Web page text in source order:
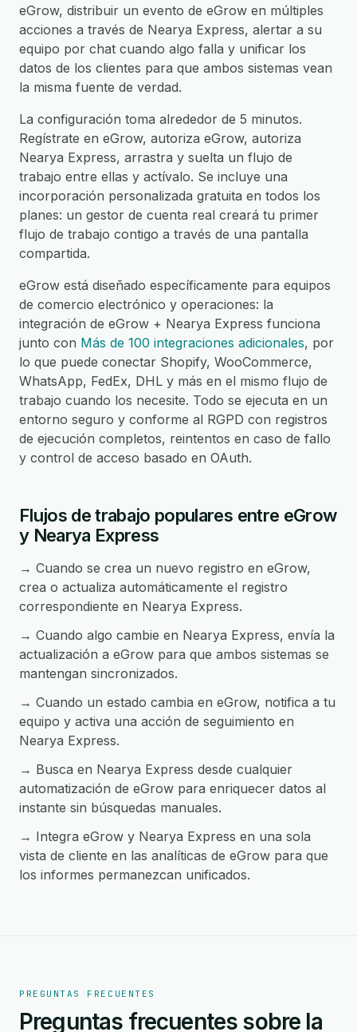
eGrow, distribuir un evento de eGrow en múltiples
acciones a través de Nearya Express, alertar a su
equipo por chat cuando algo falla y unificar los
datos de los clientes para que ambos sistemas vean
la misma fuente de verdad.
La configuración toma alrededor de 5 minutos.
Regístrate en eGrow, autoriza eGrow, autoriza
Nearya Express, arrastra y suelta un flujo de
trabajo entre ellas y actívalo. Se incluye una
incorporación personalizada gratuita en todos los
planes: un gestor de cuenta real creará tu primer
flujo de trabajo contigo a través de una pantalla
compartida.
eGrow está diseñado específicamente para equipos
de comercio electrónico y operaciones: la
integración de eGrow + Nearya Express funciona
junto con Más de 100 integraciones adicionales, por
lo que puede conectar Shopify, WooCommerce,
WhatsApp, FedEx, DHL y más en el mismo flujo de
trabajo cuando los necesite. Todo se ejecuta en un
entorno seguro y conforme al RGPD con registros
de ejecución completos, reintentos en caso de fallo
y control de acceso basado en OAuth.
Flujos de trabajo populares entre eGrow
y Nearya Express
→ Cuando se crea un nuevo registro en eGrow,
crea o actualiza automáticamente el registro
correspondiente en Nearya Express.
→ Cuando algo cambie en Nearya Express, envía la
actualización a eGrow para que ambos sistemas se
mantengan sincronizados.
→ Cuando un estado cambia en eGrow, notifica a tu
equipo y activa una acción de seguimiento en
Nearya Express.
→ Busca en Nearya Express desde cualquier
automatización de eGrow para enriquecer datos al
instante sin búsquedas manuales.
→ Integra eGrow y Nearya Express en una sola
vista de cliente en las analíticas de eGrow para que
los informes permanezcan unificados.
PREGUNTAS FRECUENTES
Preguntas frecuentes sobre la